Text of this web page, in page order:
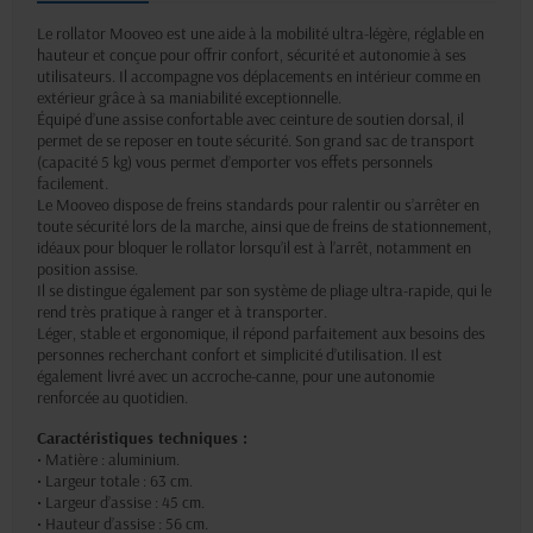
Le rollator Mooveo est une aide à la mobilité ultra-légère, réglable en
hauteur et conçue pour offrir confort, sécurité et autonomie à ses
utilisateurs. Il accompagne vos déplacements en intérieur comme en
extérieur grâce à sa maniabilité exceptionnelle.
Équipé d’une assise confortable avec ceinture de soutien dorsal, il
permet de se reposer en toute sécurité. Son grand sac de transport
(capacité 5 kg) vous permet d’emporter vos effets personnels
facilement.
Le Mooveo dispose de freins standards pour ralentir ou s’arrêter en
toute sécurité lors de la marche, ainsi que de freins de stationnement,
idéaux pour bloquer le rollator lorsqu’il est à l’arrêt, notamment en
position assise.
Il se distingue également par son système de pliage ultra-rapide, qui le
rend très pratique à ranger et à transporter.
Léger, stable et ergonomique, il répond parfaitement aux besoins des
personnes recherchant confort et simplicité d’utilisation. Il est
également livré avec un accroche-canne, pour une autonomie
renforcée au quotidien.
Caractéristiques techniques :
• Matière : aluminium.
• Largeur totale : 63 cm.
• Largeur d’assise : 45 cm.
• Hauteur d’assise : 56 cm.